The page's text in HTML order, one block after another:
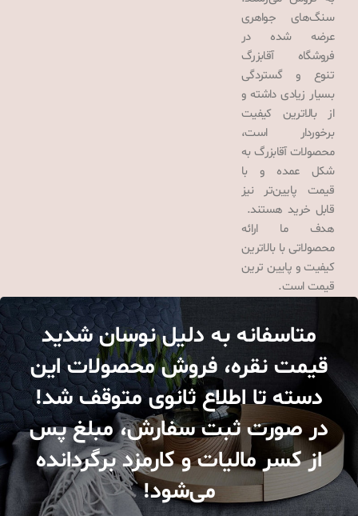
سنگ‌های جواهری
عرضه شده در
فروشگاه آقابزرگ
تنوع و گستردگی
بسیار زیادی داشته و
از بالاترین کیفیت
برخوردار است،
محصولات آقابزرگ به
شکل عمده و با
قیمت پایین‌تر نیز
قابل خرید هستند.
هدف ما ارائه
محصولاتی با بالاترین
کیفیت و پایین ترین
قیمت است.
متاسفانه به دلیل نوسان شدید
قیمت نقره، فروش محصولات این
دسته تا اطلاع ثانوی متوقف شد!
در صورت ثبت سفارش، مبلغ پس
از کسر مالیات و کارمزد برگردانده
می‌شود!